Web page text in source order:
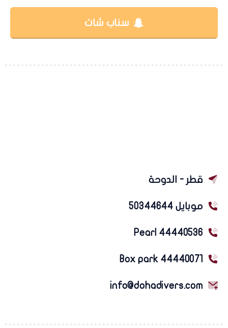
سناب شات
قطر - الدوحة
موبايل 50344644
Pearl 44440536
Box park 44440071
info@dohadivers.com